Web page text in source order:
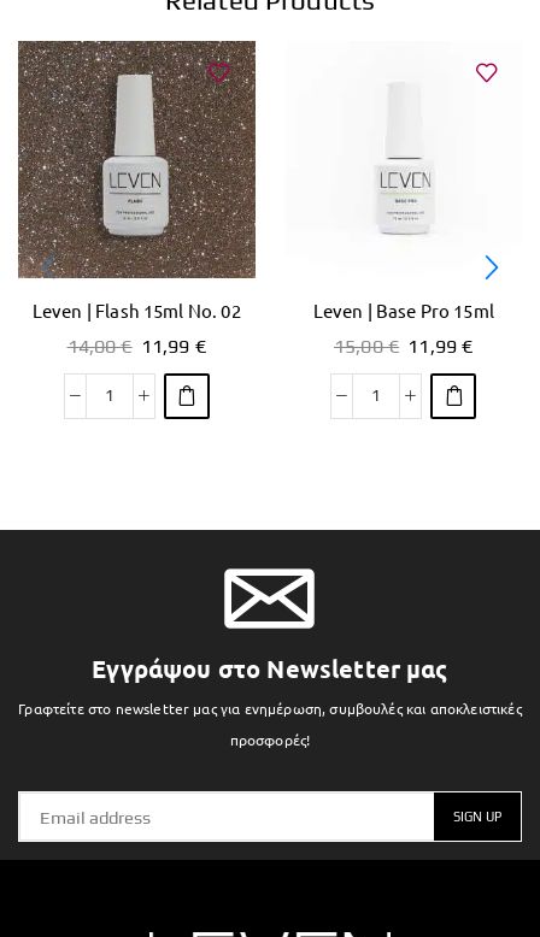
Leven | Flash 15ml No. 02
14,00€ 11,99 €
Leven | Base Pro 15ml
15,00€ 11,99€
Εγγράψου στο Newsletter μας
Γραφτείτε στο newsletter μας για ενημέρωση, συμβουλές και αποκλειστικές
προσφορές!